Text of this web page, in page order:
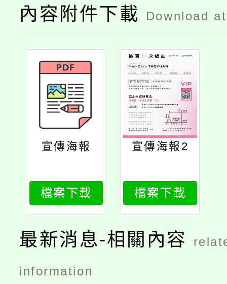
內容附件下載 Download
宣傳海報
檔案下載
宣傳海報2
檔案下載
最新消息-相關內容
information